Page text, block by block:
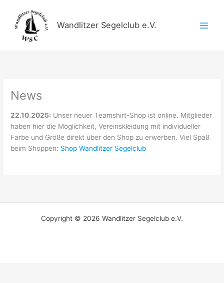
springen
Wandlitzer Segelclub e.V.
News
22.10.2025: Unser neuer Teamshirt-Shop ist online. Mitglieder
haben hier die Möglichkeit, Vereinskleidung mit individueller
Farbe und Größe direkt über den Shop zu erwerben. Viel Spaß
beim Shoppen: Shop Wandlitzer Segelclub
Copyright © 2026 Wandlitzer Segelclub e.V.